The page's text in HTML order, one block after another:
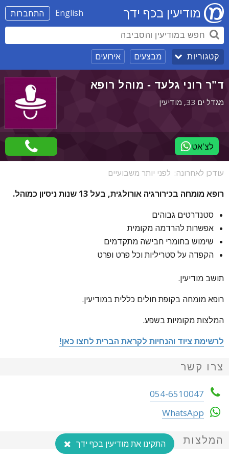
התחברות English מודיעין בכף ידך
קטגוריות מבצעים אירועים
ד"ר רוני גלעד - מוהל רופא
מגדל ים 33, מודיעין
לצ'אט
עודכן לאחרונה: לפני יותר משבועיים
רופא מומחה בכירורגיה אורולגית, בעל 13 שנות ניסיון כמוהל.
סטנדרטים גבוהים
אפשרות להרדמה מקומית
שימוש בחומרי חבישה מתקדמים
הקפדה על סטריליות וכל פרט ופרט
תושב מודיעין.
רופא מומחה בקופת חולים כללית במודיעין.
המלצות מקומיות בשפע.
לרשימת ציוד והנחיות לקראת הברית לחצו כאן!
צרו קשר
054-6510047
WhatsApp
המלצות התקינו את מודיעין בכף ידך